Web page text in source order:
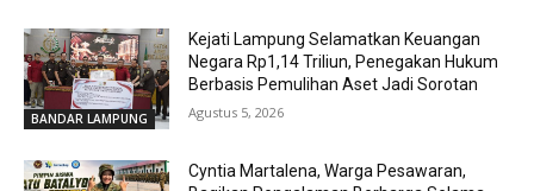
BANDAR LAMPUNG
Kejati Lampung Selamatkan Keuangan
Negara Rp1,14 Triliun, Penegakan Hukum
Berbasis Pemulihan Aset Jadi Sorotan
Agustus 5, 2026
Cyntia Martalena, Warga Pesawaran,